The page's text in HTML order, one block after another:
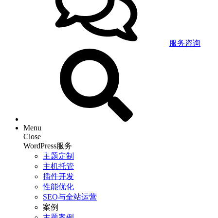
服务咨询
Menu
Close
WordPress服务
主题定制
主机托管
插件开发
性能优化
SEO与全站运营
案例